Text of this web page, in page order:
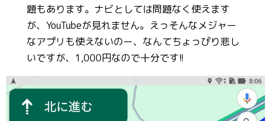
題もあります。ナビとしては問題なく使えます
が、YouTubeが見れません。えっそんなメジャー
なアプリも使えないのー、なんてちょっぴり悲し
いですが、1,000円なので十分です!!